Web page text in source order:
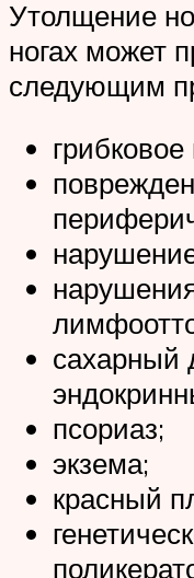
Утолщение
ногах может
следующим
сахарный
псориаз;
экзема;
красный